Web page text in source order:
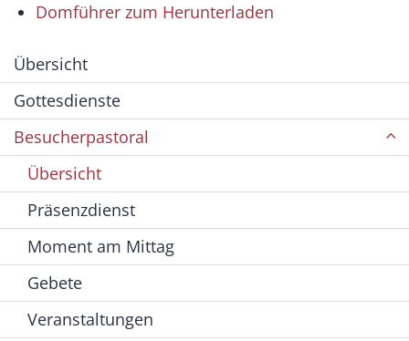
Domführer zum Herunterladen
Übersicht
Gottesdienste
Besucherpastoral
Übersicht
Präsenzdienst
Moment am Mittag
Gebete
Veranstaltungen